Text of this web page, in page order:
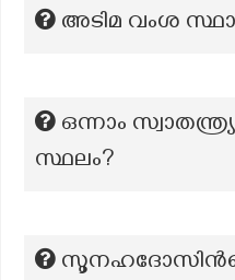
അടിമ വംശ
ഒന്നാം
സ്ഥലം?